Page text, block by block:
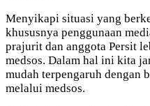
Menyikapi situasi yang
khususnya penggunaan
prajurit dan anggota Persit
medsos. Dalam hal ini kita
mudah terpengaruh dengan
melalui medsos.